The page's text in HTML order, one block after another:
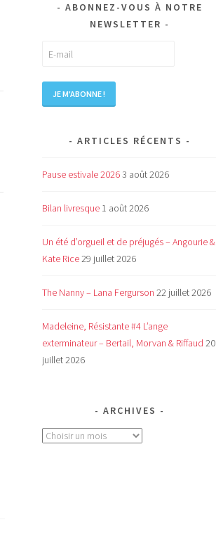
ABONNEZ-VOUS À NOTRE
NEWSLETTER
ARTICLES RÉCENTS
Pause estivale 20263 août 2026
Bilan livresque 1 août 2026
Un été d’orgueil et de préjugés – Angourie &
Kate Rice29 juillet 2026
The Nanny – Lana Fergurson 22 juillet 2026
Madeleine, Résistante #4 L’ange
exterminateur – Bertail, Morvan & Riffaud 20
juillet 2026
ARCHIVES
Archives